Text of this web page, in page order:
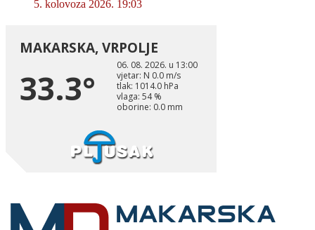
5. kolovoza 2026. 19:03